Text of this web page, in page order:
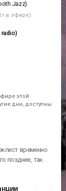
Jazz)
в эфире)
radio)
этой
дни, доступны
временно
позднее, так